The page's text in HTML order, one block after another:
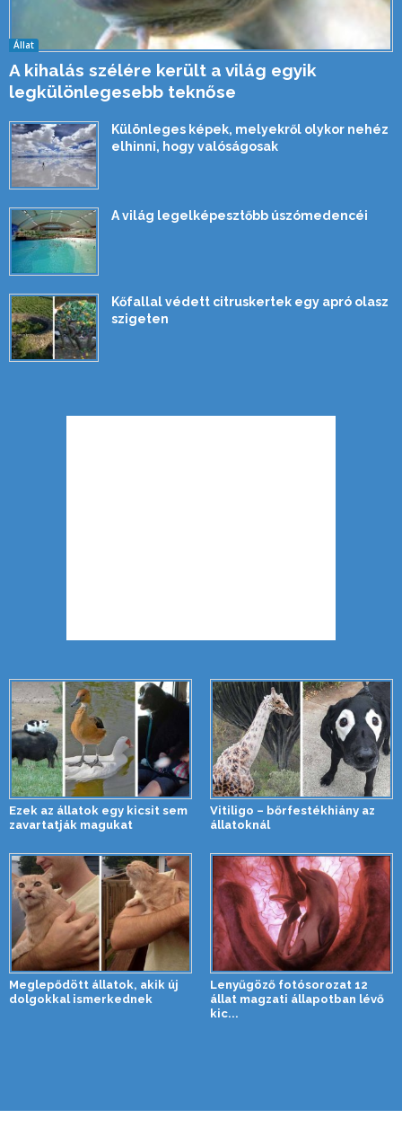
Állat
A kihalás szélére került a világ egyik
legkülönlegesebb teknőse
Különleges képek, melyekről olykor nehéz
elhinni, hogy valóságosak
A világ legelképesztőbb úszómedencéi
Kőfallal védett citruskertek egy apró olasz
szigeten
Ezek az állatok egy kicsit sem
zavartatják magukat
Vitiligo – bőrfestékhiány az
állatoknál
Meglepődött állatok, akik új
dolgokkal ismerkednek
Lenyűgöző fotósorozat 12
állat magzati állapotban lévő
kic...